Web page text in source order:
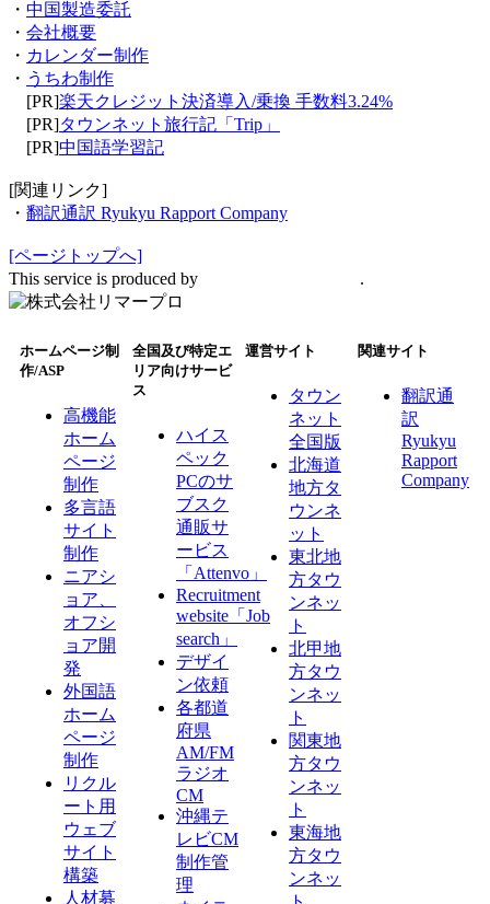
・ 中国製造委託
・ 会社概要
・ カレンダー制作
・ うちわ制作
[PR]楽天クレジット決済導入/乗換 手数料3.24%
[PR]タウンネット旅行記「Trip」
[PR]中国語学習記
[関連リンク]
・ 翻訳通訳 Ryukyu Rapport Company
[ページトップへ]
This service is produced by
.
ホームページ制
作/ASP
高機能
ホーム
ページ
制作
多言語
サイト
制作
ニアシ
ョア、
オフシ
ョア開
発
外国語
ホーム
ページ
制作
リクル
ート用
ウェブ
サイト
構築
人材募
全国及び特定エ
リア向けサービ
ス
ハイス
ペック
PCのサ
ブスク
通販サ
ービス
「Attenvo」
Recruitment
website「Job
search」
デザイ
ン依頼
各都道
府県
AM/FM
ラジオ
CM
沖縄テ
レビCM
制作管
理
運営サイト
タウン
ネット
全国版
北海道
地方タ
ウンネ
ット
東北地
方タウ
ンネッ
ト
北甲地
方タウ
ンネッ
ト
関東地
方タウ
ンネッ
ト
東海地
方タウ
ンネッ
関連サイト
翻訳通
訳
Ryukyu
Rapport
Company